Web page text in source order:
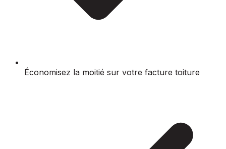
Économisez la moitié sur votre facture toiture